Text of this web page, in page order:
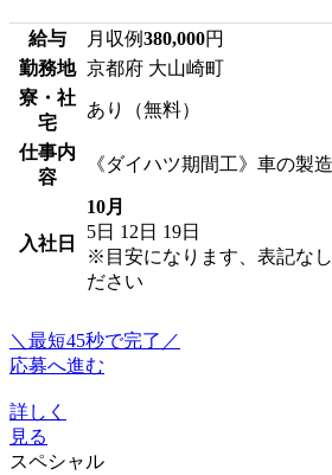
給与 月収例380,000円
勤務地 京都府 大山崎町
寮・社
宅
あり（無料）
仕事内
容
《ダイハツ期間工》車の製
入社日
10月
5日 12日 19日
※目安になります、表記な
ださい
＼最短45秒で完了／
応募へ進む
詳しく
見る
スペシャル